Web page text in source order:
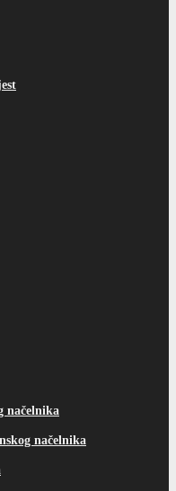
načelnika
načelnika